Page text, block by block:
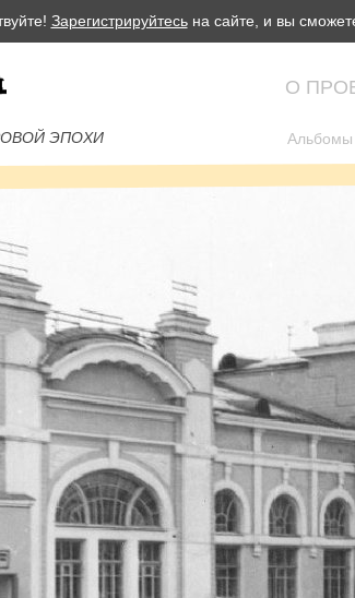
Зарегистрируйтесьна сайте, и вы
ЭПОХИ
О
Альбомы